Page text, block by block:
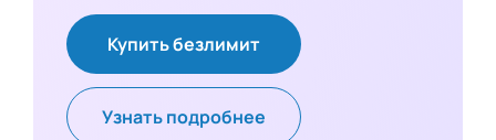
Купить безлимит
Узнать подробнее